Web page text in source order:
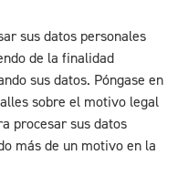
sus datos personales
de la finalidad
sus datos. Póngase en
sobre el motivo legal
procesar sus datos
más de un motivo en la